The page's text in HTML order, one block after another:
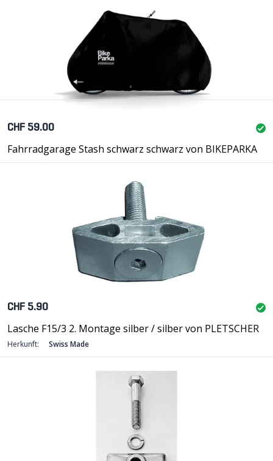
CHF 59.00
Fahrradgarage Stash schwarz schwarz von BIKEPARKA
CHF 5.90
Lasche F15/3 2. Montage silber / silber von PLETSCHER
Herkunft: Swiss Made